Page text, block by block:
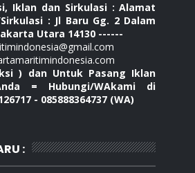
Iklan dan Sirkulasi : Alamat
: Jl Baru Gg. 2 Dalam
Utara 14130 ------
) dan Untuk Pasang Iklan
= Hubungi/WAkami di
- 085888364737 (WA)
: